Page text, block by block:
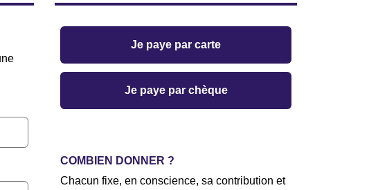
Je paye par carte
Je paye par chèque
COMBIEN DONNER ?
Chacun fixe, en conscience, sa contribution et